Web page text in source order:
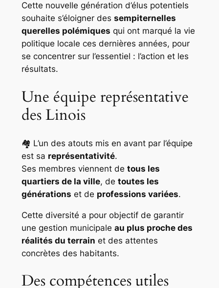
Cette nouvelle génération d’élus potentiels
souhaite s’éloigner des sempiternelles
querelles polémiques qui ont marqué la vie
politique locale ces dernières années, pour
se concentrer sur l’essentiel : l’action et les
résultats.
Une équipe représentative
des Linois
🏘️ L’un des atouts mis en avant par l’équipe
est sa représentativité.
Ses membres viennent de tous les
quartiers de la ville, de toutes les
générations et de professions variées.
Cette diversité a pour objectif de garantir
une gestion municipale au plus proche des
réalités du terrain et des attentes
concrètes des habitants.
Des compétences utiles